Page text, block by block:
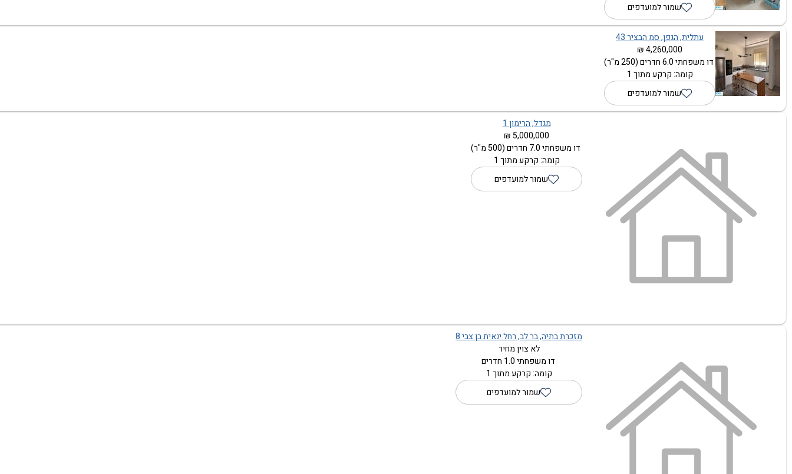
שמור למועדפים
עתלית, הגפן, סמ הבציר 43
4,260,000 ₪
דו משפחתי 6.0 חדרים (250 מ"ר)
קומה: קרקע מתוך 1
שמור למועדפים
מגדל, הרימון 1
5,000,000 ₪
דו משפחתי 7.0 חדרים (500 מ"ר)
קומה: קרקע מתוך 1
שמור למועדפים
מזכרת בתיה, בר לב, רחל ינאית בן צבי 8
לא צוין מחיר
דו משפחתי 1.0 חדרים
קומה: קרקע מתוך 1
שמור למועדפים